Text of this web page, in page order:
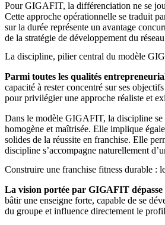
Pour GIGAFIT, la différenciation ne se
Cette approche opérationnelle se traduit
sur la durée représente un avantage
de la stratégie de développement du
La discipline, pilier central du modèle
Parmi toutes les qualités
capacité à rester concentré sur ses
pour privilégier une approche réaliste et
Dans le modèle GIGAFIT, la discipline se
homogène et maîtrisée. Elle implique
solides de la réussite en franchise. Elle
discipline s’accompagne naturellement
Construire une franchise fitness durable :
La vision portée par GIGAFIT dépasse
bâtir une enseigne forte, capable de se
du groupe et influence directement le